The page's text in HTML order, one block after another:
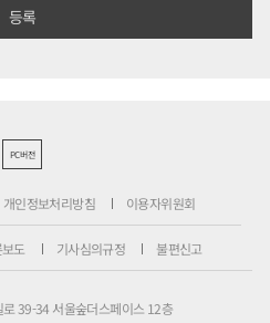
PC버전
개인정보처리방침 이용자위원회
도 기사심의규정 불편신고
39-34 서울숲더스페이스 12층